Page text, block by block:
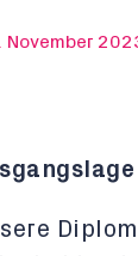
November